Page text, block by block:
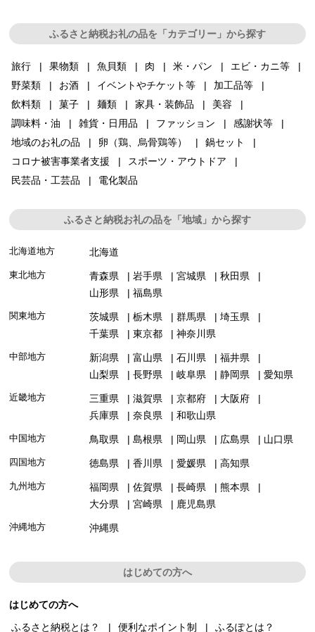
ふるさと納税お礼の品を「カテゴリー」から探す
旅行 果物類 魚貝類 肉 米・パン
エビ・カニ等
野菜類
お酒 イベントやチケット等
加工品等
飲料類
菓子 麺類 家具・装飾品
美容
調味料・油
雑貨・日用品 ファッション
感謝状等
地域のお礼の品
卵（鶏、烏骨鶏等）
鍋セット
コロナ被害事業者支援
スポーツ・アウトドア
民芸品・工芸品
電化製品
ふるさと納税お礼の品を「地域」から探す
北海道地方 北海道
東北地方 青森県 岩手県 宮城県
秋田県
山形県
福島県
関東地方 茨城県 栃木県 群馬県
埼玉県
千葉県
東京都 神奈川県
中部地方 新潟県 富山県 石川県
福井県
山梨県
長野県 岐阜県 静岡県 愛知県
近畿地方 三重県 滋賀県 京都府
大阪府
兵庫県
奈良県 和歌山県
中国地方 鳥取県 島根県 岡山県 広島県 山口県
四国地方 徳島県 香川県 愛媛県 高知県
九州地方 福岡県 佐賀県 長崎県
熊本県
大分県
宮崎県 鹿児島県
沖縄地方 沖縄県
はじめての方へ
はじめての方へ
ふるさと納税とは？
便利なポイント制 ふるぽとは？